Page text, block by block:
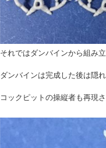
それではダンバインから組み
ダンバインは完成した後は隠
コックピットの操縦者も再現さ